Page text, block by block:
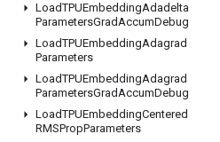
LoadTPUEmbeddingAdadelta
ParametersGradAccumDebug
LoadTPUEmbeddingAdagrad
Parameters
LoadTPUEmbeddingAdagrad
ParametersGradAccumDebug
LoadTPUEmbeddingCentered
RMSPropParameters